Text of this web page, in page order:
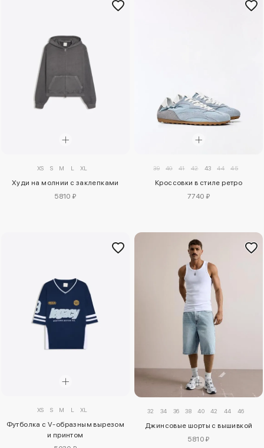
XS S M L XL
Худи на молнии с заклепками
5810 ₽
39 40 41 42 43 44 45
Кроссовки в стиле ретро
7740 ₽
XS S M L XL
Футболка с V-образным вырезом
и принтом
32 34 36 38 40 42 44 46
Джинсовые шорты с вышивкой
5810 ₽